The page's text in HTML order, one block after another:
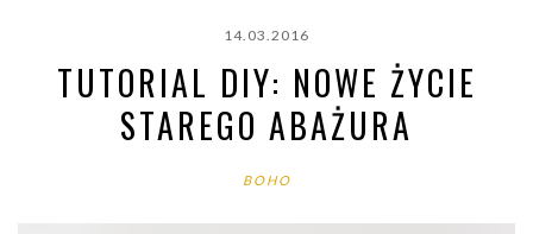
14.03.2016
TUTORIAL DIY: NOWE ŻYCIE
STAREGO ABAŻURA
BOHO